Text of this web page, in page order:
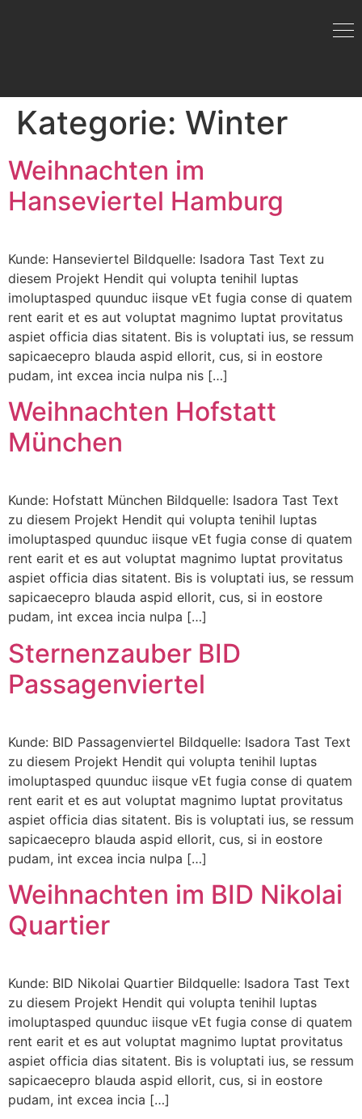
Kategorie: Winter
Weihnachten im
Hanseviertel Hamburg
Kunde: Hanseviertel Bildquelle: Isadora Tast Text zu
diesem Projekt Hendit qui volupta tenihil luptas
imoluptasped quunduc iisque vEt fugia conse di quatem
rent earit et es aut voluptat magnimo luptat provitatus
aspiet officia dias sitatent. Bis is voluptati ius, se ressum
sapicaecepro blauda aspid ellorit, cus, si in eostore
pudam, int excea incia nulpa nis […]
Weihnachten Hofstatt
München
Kunde: Hofstatt München Bildquelle: Isadora Tast Text
zu diesem Projekt Hendit qui volupta tenihil luptas
imoluptasped quunduc iisque vEt fugia conse di quatem
rent earit et es aut voluptat magnimo luptat provitatus
aspiet officia dias sitatent. Bis is voluptati ius, se ressum
sapicaecepro blauda aspid ellorit, cus, si in eostore
pudam, int excea incia nulpa […]
Sternenzauber BID
Passagenviertel
Kunde: BID Passagenviertel Bildquelle: Isadora Tast Text
zu diesem Projekt Hendit qui volupta tenihil luptas
imoluptasped quunduc iisque vEt fugia conse di quatem
rent earit et es aut voluptat magnimo luptat provitatus
aspiet officia dias sitatent. Bis is voluptati ius, se ressum
sapicaecepro blauda aspid ellorit, cus, si in eostore
pudam, int excea incia nulpa […]
Weihnachten im BID Nikolai
Quartier
Kunde: BID Nikolai Quartier Bildquelle: Isadora Tast Text
zu diesem Projekt Hendit qui volupta tenihil luptas
imoluptasped quunduc iisque vEt fugia conse di quatem
rent earit et es aut voluptat magnimo luptat provitatus
aspiet officia dias sitatent. Bis is voluptati ius, se ressum
sapicaecepro blauda aspid ellorit, cus, si in eostore
pudam, int excea incia […]